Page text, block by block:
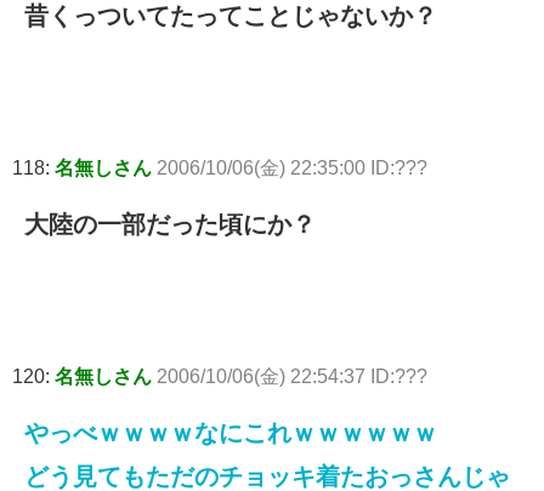
昔くっついてたってことじゃないか？
118: 名無しさん 2006/10/06(金) 22:35:00 ID:???
大陸の一部だった頃にか？
120: 名無しさん 2006/10/06(金) 22:54:37 ID:???
やっべｗｗｗｗなにこれｗｗｗｗｗｗ
どう見てもただのチョッキ着たおっさんじゃ